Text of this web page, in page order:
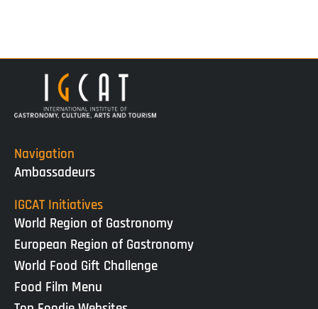
Navigation
Ambassadeurs
IGCAT Initiatives
World Region of Gastronomy
European Region of Gastronomy
World Food Gift Challenge
Food Film Menu